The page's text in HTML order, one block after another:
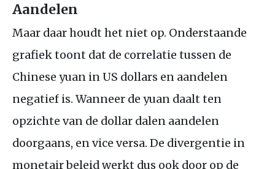
Aandelen
Maar daar houdt het niet op. Onderstaande
grafiek toont dat de correlatie tussen de
Chinese yuan inUS dollars en aandelen
negatief is. Wanneer de yuan daalt ten
opzichte van de dollar dalen aandelen
doorgaans, en vice versa. De divergentie in
monetair beleid werkt dus ook door op de